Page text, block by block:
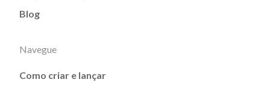
Blog
Navegue
Como criar e lançar